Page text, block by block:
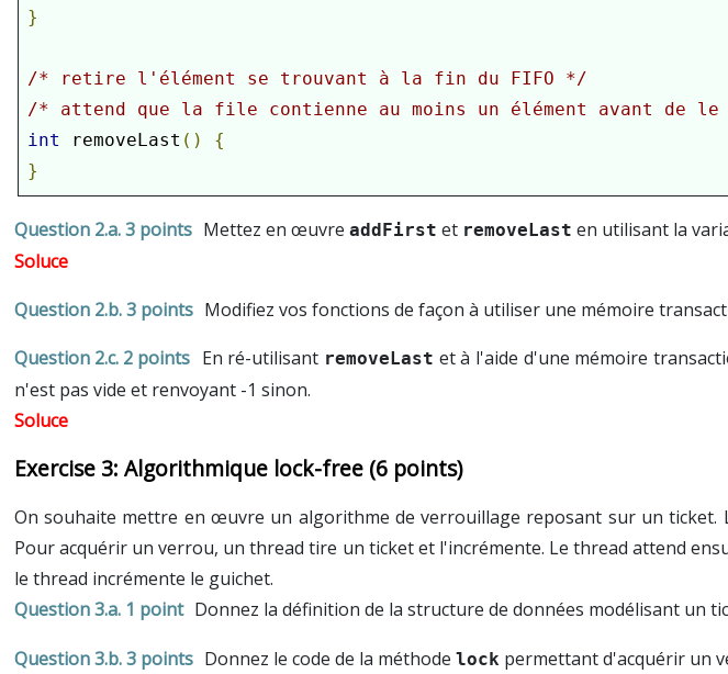
}
/* retire l'élément se trouvant à la fin du FIFO */
/* attend que la file contienne au moins un élément avant de le
int
removeLast ()
{
}
3 points Mettez en œuvreaddFirst et removeLast en utilisant la
3 points Modifiez vos fonctions de façon à utiliser une mémoire
2 points En ré-utilisant removeLast et à l'aide d'une mémoire
n'est pas vide et renvoyant -1 sinon.
Algorithmique lock-free (6 points)
On souhaite mettre en œuvre un algorithme de verrouillage reposant sur un
Pour acquérir un verrou, un thread tire un ticket et l'incrémente. Le thread attend
le thread incrémente le guichet.
1 point Donnez la définition de la structure de données modélisant un
3 points Donnez le code de la méthodelock permettant d'acquérir un